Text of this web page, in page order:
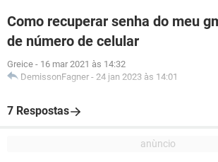
Como recuperar senha do meu
de número de celular
Greice - 16 mar 2021 às 14:32
DemissonFagner - 24 jan 2023 às 14:01
7 Respostas